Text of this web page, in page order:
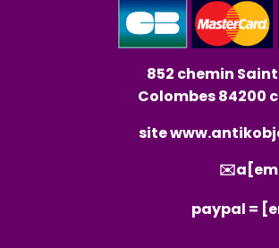
852 chemin
Colombes 84200
site
✉️a
paypal =